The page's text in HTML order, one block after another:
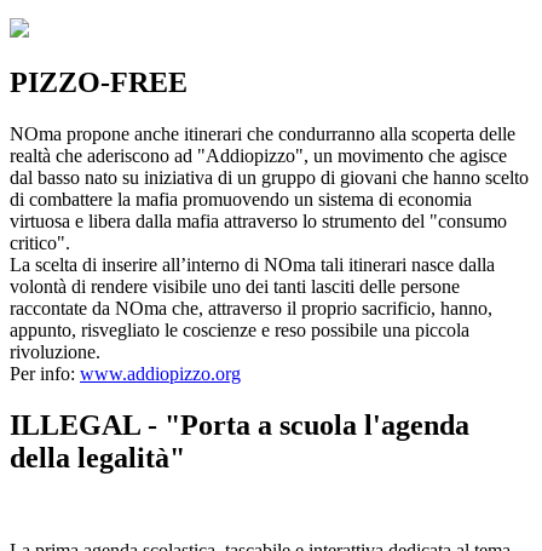
PIZZO-FREE
NOma propone anche itinerari che condurranno alla scoperta delle
realtà che aderiscono ad "Addiopizzo", un movimento che agisce
dal basso nato su iniziativa di un gruppo di giovani che hanno scelto
di combattere la mafia promuovendo un sistema di economia
virtuosa e libera dalla mafia attraverso lo strumento del "consumo
critico".
La scelta di inserire all’interno di NOma tali itinerari nasce dalla
volontà di rendere visibile uno dei tanti lasciti delle persone
raccontate da NOma che, attraverso il proprio sacrificio, hanno,
appunto, risvegliato le coscienze e reso possibile una piccola
rivoluzione.
Per info: www.addiopizzo.org
ILLEGAL - "Porta a scuola l'agenda
della legalità"